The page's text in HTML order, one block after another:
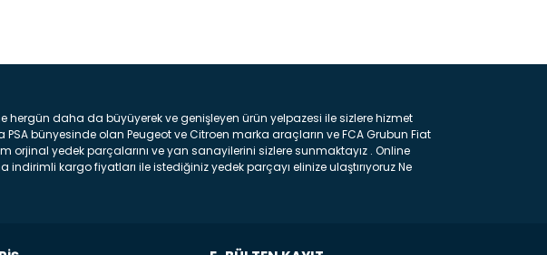
daha da büyüyerek ve genişleyen ürün yelpazesi ile sizlere hizmet
bünyesinde olan Peugeot ve Citroen marka araçların ve FCA Grubun Fiat
orjinal yedek parçalarını ve yan sanayilerini sizlere sunmaktayız . Online
kargo fiyatları ile istediğiniz yedek parçayı elinize ulaştırıyoruz Ne
emici amacı ile yapılmış olan kaporta aksam parçasıdır. Çamurluk :
tekerlerinde bulunan frenleme ana elemanıdır . Hangi Araçlara Yedek Parça